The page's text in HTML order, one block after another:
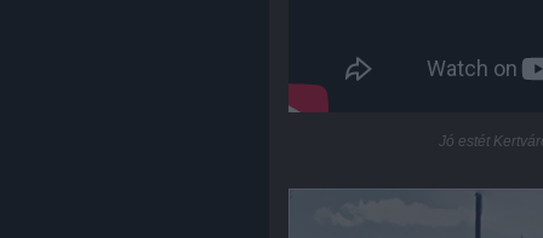
Jó estét